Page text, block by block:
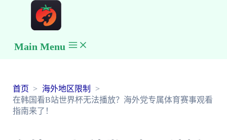
Main Menu
首页
海外地区限制
在韩国看B站世界杯无法播放？海外党专属体育赛事观看
指南来了！